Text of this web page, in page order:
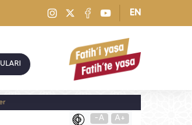
EN
-A A+